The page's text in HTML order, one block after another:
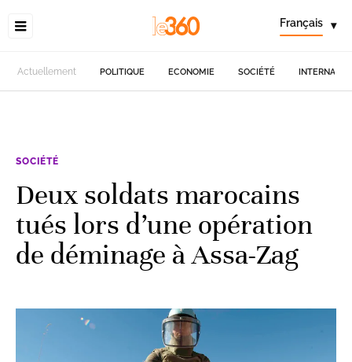
Français ▾
Actuellement POLITIQUE ECONOMIE SOCIÉTÉ
SOCIÉTÉ
Deux soldats marocains
tués lors d’une opération
de déminage à Assa-Zag